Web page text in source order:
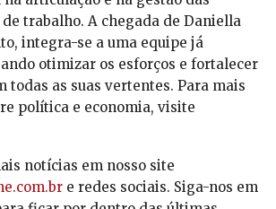
trabalho. A chegada de Daniella
integra-se a uma equipe já
otimizar os esforços e fortalecer
todas as suas vertentes. Para mais
política e economia, visite
notícias em nosso site
e redes sociais. Siga-nos em